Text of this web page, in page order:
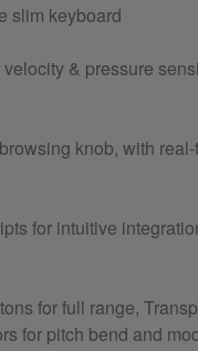
slim keyboard
& pressure
knob, with
for intuitive
for full range,
for pitch bend and